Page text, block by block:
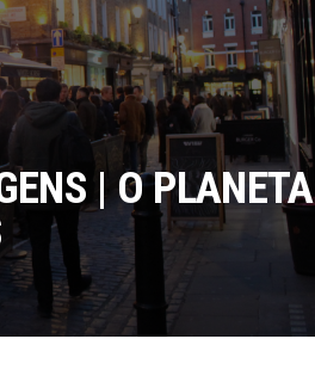
| O PLANETA